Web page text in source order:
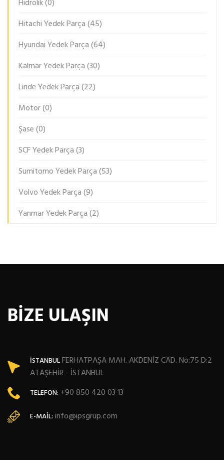
Hidrolik(0)
Hitachi Yedek Parça(45)
Hyundai Yedek Parça(64)
Kalmar Yedek Parça(30)
Linde Yedek Parça(22)
Motor(0)
Şase(0)
SCF Yedek Parça(3)
Sumitomo Yedek Parça(53)
Volvo Yedek Parça(9)
Yanmar Yedek Parça(2)
BİZE ULAŞIN
İSTANBULFERHATPAŞA MAH. AKDENİZ CAD. No:75 D:2
ATAŞEHİR - İSTANBUL
TELEFON: +90 850 420 03 13
E-MAIL: info@ipsgrup.com